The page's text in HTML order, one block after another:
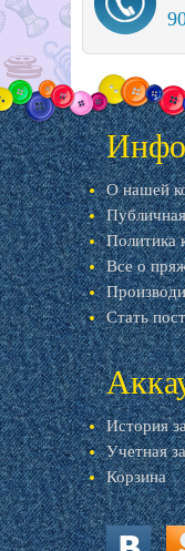
О нашей
Политика
Все о
Стать
История
Учетная
Корзина